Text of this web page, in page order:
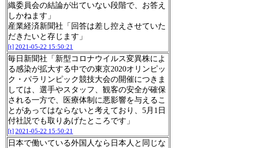
織委員会の結論が出ていない段階で、お答え
しかねます」
産業経済新聞社「回答は差し控えさせていた
だきたいと存じます」
[t] 2021-05-22 15:50:21
毎日新聞社「新型コロナウイルス変異株によ
る感染が拡大する中での東京2020オリンピッ
ク・パラリンピック競技大会の開催につきま
しては、選手やスタッフ、観客の安全が確保
される一方で、医療体制に悪影響を与えるこ
とがあってはならないと考えており、5月1日
付社説でも取りあげたところです」
[t] 2021-05-22 15:50:21
日本で働いている外国人なら日本人と同じな